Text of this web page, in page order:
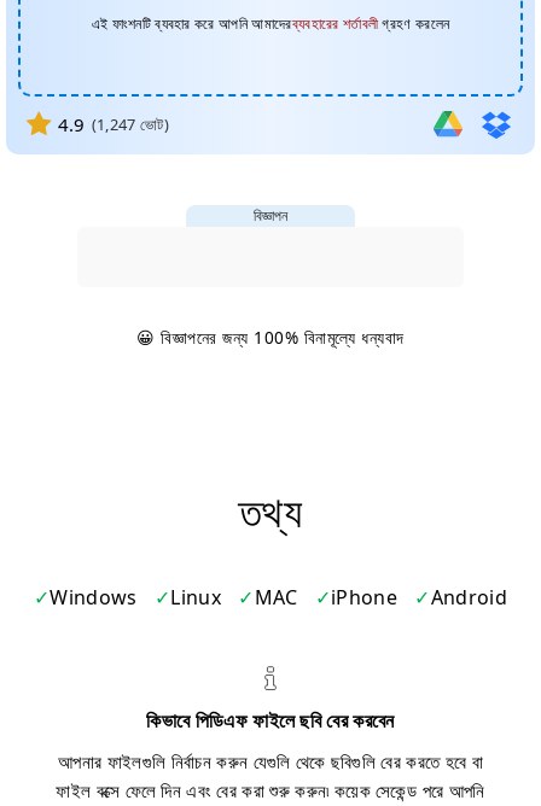
এই ফাংশনটি ব্যবহার করে আপনি আমাদেরব্যবহারের শর্তাবলীগ্রহণ করলেন
4.9 (1,247 ভোট)
বিজ্ঞাপন
😀 বিজ্ঞাপনের জন্য 100% বিনামূল্যে ধন্যবাদ
তথ্য
Windows Linux MAC iPhone Android
কিভাবে পিডিএফ ফাইলে ছবি বের করবেন
আপনার ফাইলগুলি নির্বাচন করুন যেগুলি থেকে ছবিগুলি বের করতে হবে বা
ফাইল বক্সে ফেলে দিন এবং বের করা শুরু করুন৷ কয়েক সেকেন্ড পরে আপনি